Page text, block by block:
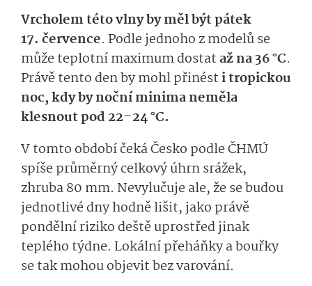
Vrcholem této vlny by měl být pátek
17. července. Podle jednoho z modelů se
může teplotní maximum dostataž na 36 °C.
Právě tento den by mohl přinésti tropickou
noc, kdy by noční minima neměla
klesnout pod 22–24 °C.
V tomto období čeká Česko podle ČHMÚ
spíše průměrný celkový úhrn srážek,
zhruba 80 mm. Nevylučuje ale, že se budou
jednotlivé dny hodně lišit, jako právě
pondělní riziko deště uprostřed jinak
teplého týdne. Lokální přeháňky a bouřky
se tak mohou objevit bez varování.